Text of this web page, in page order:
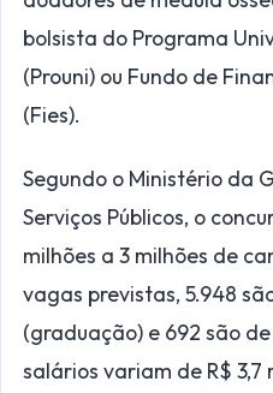
bolsista do Programa
(Prouni) ou Fundo de
(Fies).
Segundo o Ministério da
Serviços Públicos, o
milhões a 3 milhões de
vagas previstas, 5.948
(graduação) e 692 são
salários variam de R$ 3,7